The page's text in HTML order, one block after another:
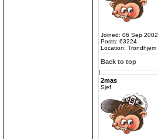
Joined: 06 Sep 2002
Posts: 63224
Location: Trondhjem
Back to top
2mas
Sjef